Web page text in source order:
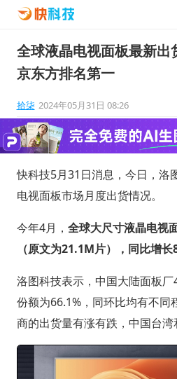
全球液晶电视面板最新出
京东方排名第一
拾柒 2024年05月31日 08:26
快科技5月31日消息，今日，洛
电视面板市场月度出货情况。
今年4月， 全球大尺寸液晶电视
（原文为21.1M片），同比增长
洛图科技表示，中国大陆面板
份额为66.1%，同环比均有不同
商的出货量有涨有跌，中国台湾